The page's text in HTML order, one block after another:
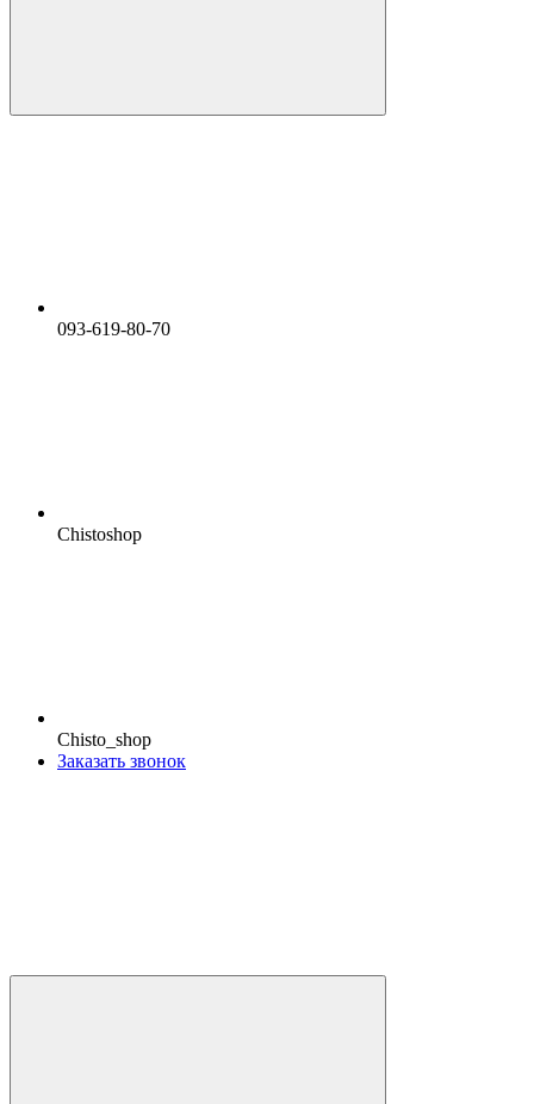
093-619-80-70
Chistoshop
Chisto_shop
Заказать звонок